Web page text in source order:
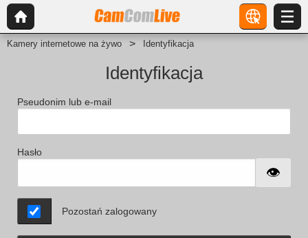
Kamery internetowe na żywo Identyfikacja
Identyfikacja
Pseudonim lub e-mail
Hasło
Pozostań zalogowany